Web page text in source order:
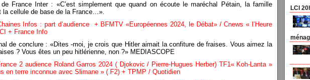
de France Inter : «C’est simplement que quand on écoute le maréchal Pétain, la famille
la cellule de base de la France…».
Infos : part d’audience + BFMTV «Européennes 2024, le Débat» / Cnews « l’Heure
+ France Info
de conclure : «Dites -moi, je crois que Hitler aimait la confiture de fraises. Vous aimez la
? Vous êtes un peu hitlérienne, non ?» MEDIASCOPE
2 audience Roland Garros 2024 ( Djokovic / Pierre-Hugues Herber) TF1« Koh-Lanta »
en terre inconnue avec Slimane » ( F2) + TPMP / Quotidien
LCI